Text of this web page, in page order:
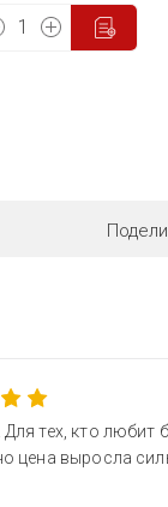
тех, кто любит
цена выросла